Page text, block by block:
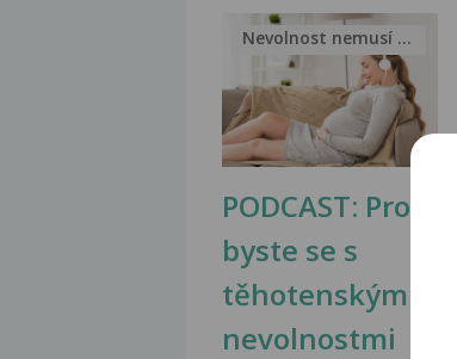
PODCAST: Proč
byste se s
těhotenskými
nevolnostmi
Nevolnost nemusí být nutnou...